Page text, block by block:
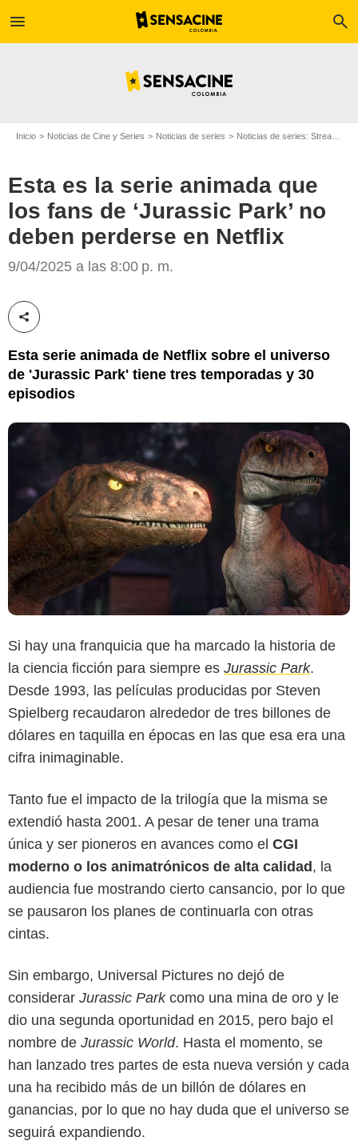
menu search
Inicio Noticias de Cine y Series Noticias de series Noticias de series: Streaming
Esta es la serie animada que
los fans de ‘Jurassic Park’ no
deben perderse en Netflix
9/04/2025 a las 8:00 p. m.
Compartir esta noticia
Esta serie animada de Netflix sobre el universo
de 'Jurassic Park' tiene tres temporadas y 30
episodios
Netflix
Si hay una franquicia que ha marcado la historia de
la ciencia ficción para siempre es Jurassic Park.
Desde 1993, las películas producidas por Steven
Spielberg recaudaron alrededor de tres billones de
dólares en taquilla en épocas en las que esa era una
cifra inimaginable.
Tanto fue el impacto de la trilogía que la misma se
extendió hasta 2001. A pesar de tener una trama
única y ser pioneros en avances como el CGI
moderno o los animatrónicos de alta calidad, la
audiencia fue mostrando cierto cansancio, por lo que
se pausaron los planes de continuarla con otras
cintas.
Sin embargo, Universal Pictures no dejó de
considerar Jurassic Park como una mina de oro y le
dio una segunda oportunidad en 2015, pero bajo el
nombre de Jurassic World. Hasta el momento, se
han lanzado tres partes de esta nueva versión y cada
una ha recibido más de un billón de dólares en
ganancias, por lo que no hay duda que el universo se
seguirá expandiendo.
Netflix